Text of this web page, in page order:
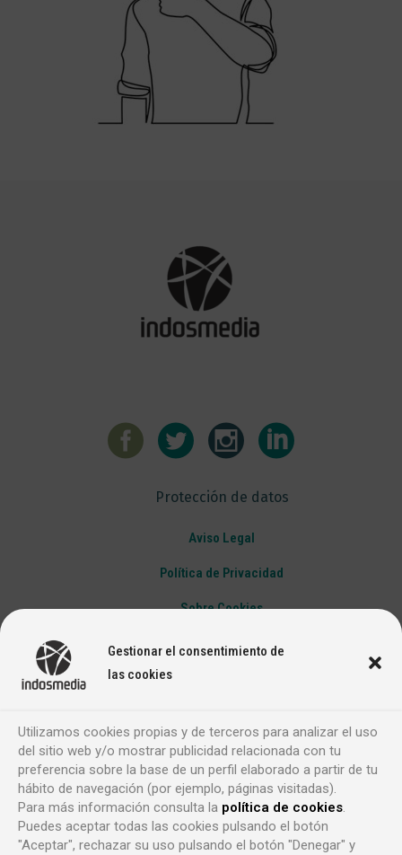
Gestionar el consentimiento de
las cookies
Utilizamos cookies propias y de terceros para analizar el uso
del sitio web y/o mostrar publicidad relacionada con tu
preferencia sobre la base de un perfil elaborado a partir de tu
hábito de navegación (por ejemplo, páginas visitadas).
Para más información consulta la política de cookies.
Puedes aceptar todas las cookies pulsando el botón
"Aceptar", rechazar su uso pulsando el botón "Denegar" y
Protección de datos
Aviso Legal
Política de Privacidad
Sobre Cookies